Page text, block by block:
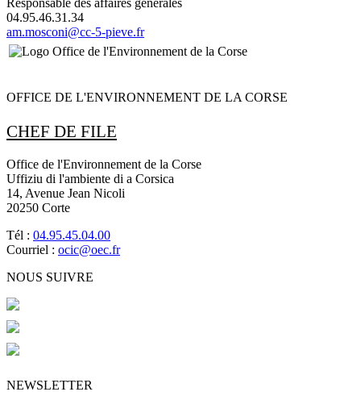
04.95.46.31.34
am.mosconi@cc-5-pieve.fr
OFFICE DE L'ENVIRONNEMENT DE LA CORSE
CHEF DE FILE
Office de l'Environnement de la Corse
Uffiziu di l'ambiente di a Corsica
14, Avenue Jean Nicoli
20250 Corte
Tél : 04.95.45.04.00
Courriel : ocic@oec.fr
NOUS SUIVRE
NEWSLETTER